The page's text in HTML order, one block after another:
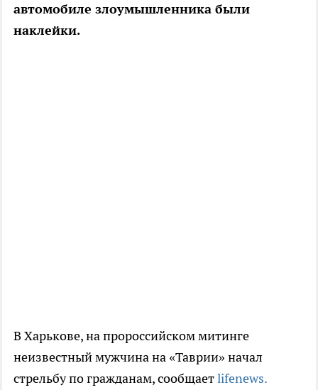
автомобиле злоумышленника были
наклейки.
В Харькове, на пророссийском митинге
неизвестный мужчина на «Таврии» начал
стрельбу по гражданам, сообщаетlifenews.